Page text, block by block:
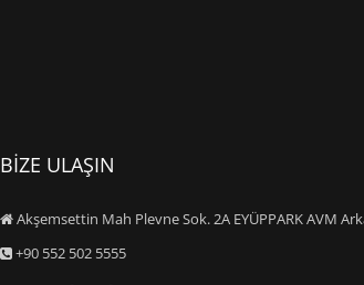
BİZE ULAŞIN
Akşemsettin Mah Plevne Sok. 2A EYÜPPARK AVM
+90 552 502 5555